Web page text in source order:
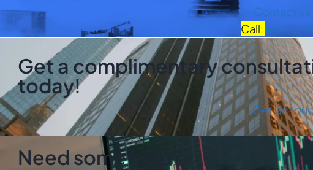
Contact us
Call: +1 (213)
Get a complimentary
today!
Get on
Need some help?